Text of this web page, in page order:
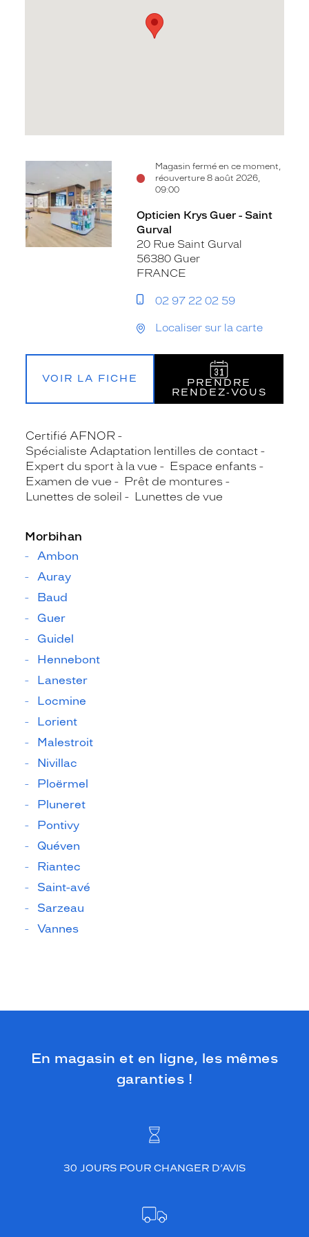
Magasin fermé en ce moment,
réouverture 8 août 2026,
09:00
la
fiche
Opticien Krys Guer - Saint
Gurval
20 Rue Saint Gurval
56380 Guer
FRANCE
02 97 22 02 59
Localiser sur la carte
VOIR LA FICHE
PRENDRE
RENDEZ‑VOUS
Certifié AFNOR
Spécialiste Adaptation lentilles de contact
Expert du sport à la vue
Espace enfants
Examen de vue
Prêt de montures
Lunettes de soleil
Lunettes de vue
Morbihan
Ambon
Auray
Baud
Guer
Guidel
Hennebont
Lanester
Locmine
Lorient
Malestroit
Nivillac
Ploërmel
Pluneret
Pontivy
Quéven
Riantec
Saint-avé
Sarzeau
Vannes
En magasin et en ligne, les mêmes
garanties !
30 JOURS POUR CHANGER D’AVIS